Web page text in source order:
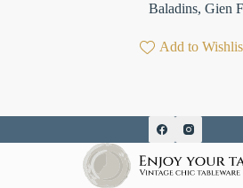
Baladins, Gien
Add to